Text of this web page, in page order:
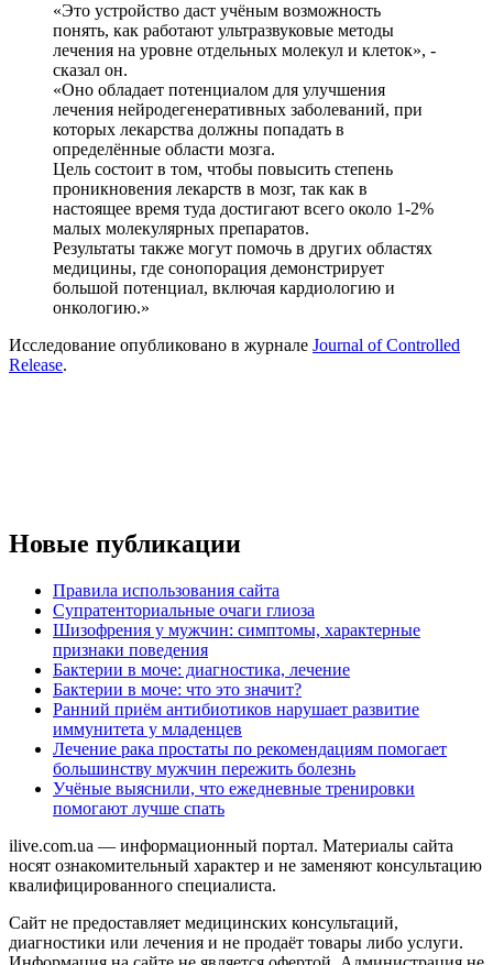
«Это устройство даст учёным возможность
понять, как работают ультразвуковые методы
лечения на уровне отдельных молекул и клеток», -
сказал он.
«Оно обладает потенциалом для улучшения
лечения нейродегенеративных заболеваний, при
которых лекарства должны попадать в
определённые области мозга.
Цель состоит в том, чтобы повысить степень
проникновения лекарств в мозг, так как в
настоящее время туда достигают всего около 1-2%
малых молекулярных препаратов.
Результаты также могут помочь в других областях
медицины, где сонопорация демонстрирует
большой потенциал, включая кардиологию и
онкологию.»
Исследование опубликовано в журнале Journal of Controlled
Release.
Новые публикации
Правила использования сайта
Супратенториальные очаги глиоза
Шизофрения у мужчин: симптомы, характерные
признаки поведения
Бактерии в моче: диагностика, лечение
Бактерии в моче: что это значит?
Ранний приём антибиотиков нарушает развитие
иммунитета у младенцев
Лечение рака простаты по рекомендациям помогает
большинству мужчин пережить болезнь
Учёные выяснили, что ежедневные тренировки
помогают лучше спать
ilive.com.ua — информационный портал. Материалы сайта
носят ознакомительный характер и не заменяют консультацию
квалифицированного специалиста.
Сайт не предоставляет медицинских консультаций,
диагностики или лечения и не продаёт товары либо услуги.